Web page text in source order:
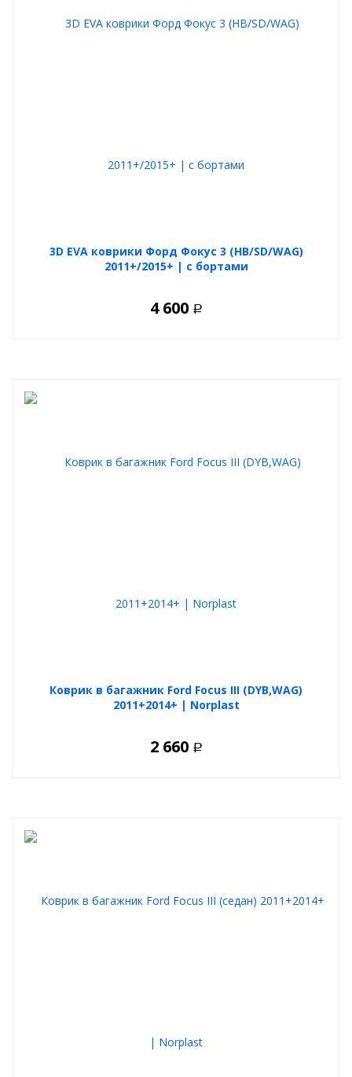
3D EVA коврики Форд Фокус 3 (HB/SD/WAG)
2011+/2015+ | с бортами
4 600 Р
Коврик в багажник Ford Focus III (DYB,WAG)
2011+2014+ | Norplast
2 660 Р